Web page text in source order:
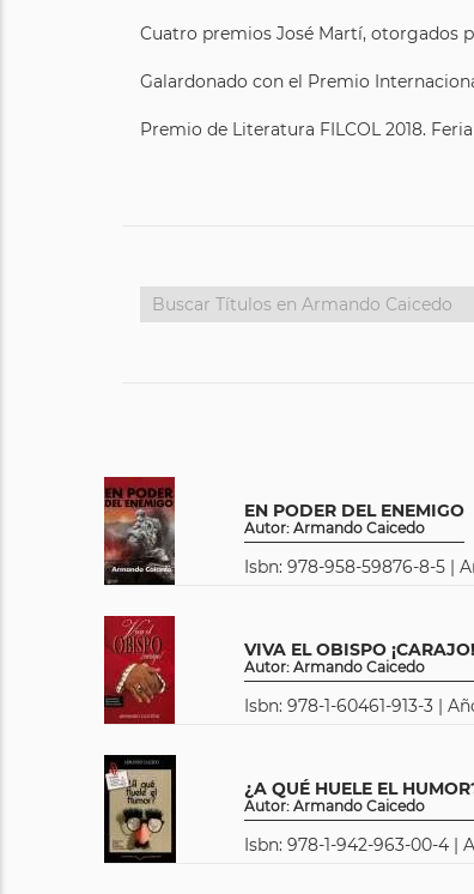
Cuatro premios José Martí, otorgados
Galardonado con el Premio
Premio de Literatura FILCOL 2018.
EN PODER DEL ENEMIGO
Autor: Armando Caicedo
Isbn: 978-958-59876-8-5 |
VIVA EL OBISPO ¡CARAJO!
Autor: Armando Caicedo
Isbn: 978-1-60461-913-3 |
¿A QUÉ HUELE EL
Autor: Armando Caicedo
Isbn: 978-1-942-963-00-4 |